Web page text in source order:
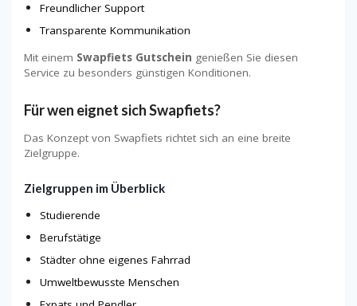
Freundlicher Support
Transparente Kommunikation
Mit einem Swapfiets Gutschein genießen Sie diesen
Service zu besonders günstigen Konditionen.
Für wen eignet sich Swapfiets?
Das Konzept von Swapfiets richtet sich an eine breite
Zielgruppe.
Zielgruppen im Überblick
Studierende
Berufstätige
Städter ohne eigenes Fahrrad
Umweltbewusste Menschen